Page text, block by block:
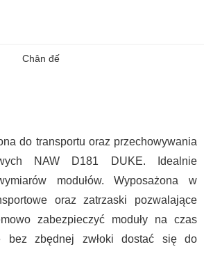
Chân đế
do transportu oraz przechowywania
NAW D181 DUKE. Idealnie
modułów. Wyposażona w
oraz zatrzaski pozwalające
zabezpieczyć moduły na czas
bez zbędnej zwłoki dostać się do